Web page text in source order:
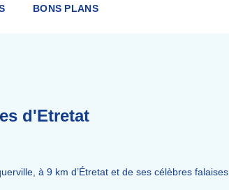
BONS PLANS
d'Etretat
à 9 km d’Étretat et de ses célèbres falaises.